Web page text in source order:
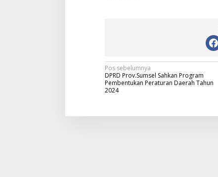
N
a
i
Pos sebelumnya
DPRD Prov.Sumsel Sahkan Program
Pembentukan Peraturan Daerah Tahun
2024